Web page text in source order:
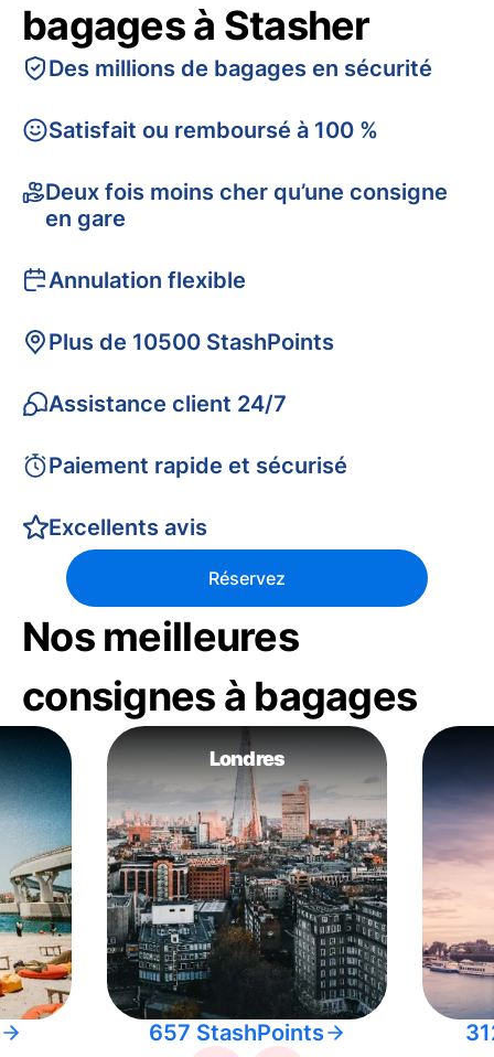
bagages à Stasher
Des millions de bagages en sécurité
Satisfait ou remboursé à 100 %
Deux fois moins cher qu’une consigne
en gare
Annulation flexible
Plus de 10500 StashPoints
Assistance client 24/7
Paiement rapide et sécurisé
Excellents avis
Réservez
Nos meilleures
consignes à bagages
Londres
657 StashPoints